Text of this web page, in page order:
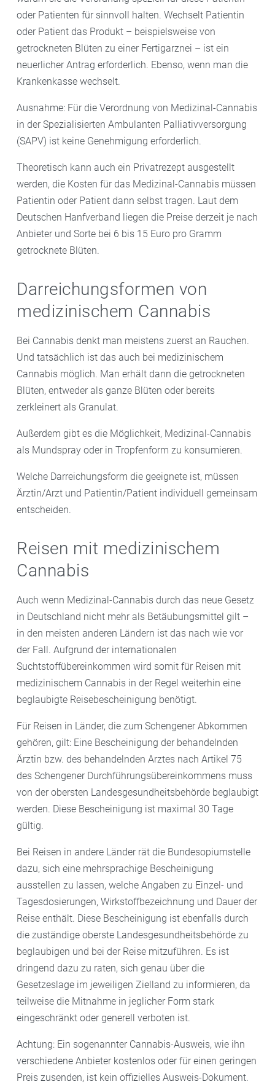
oder Patienten für sinnvoll halten. Wechselt Patientin
oder Patient das Produkt – beispielsweise von
getrockneten Blüten zu einer Fertigarznei – ist ein
neuerlicher Antrag erforderlich. Ebenso, wenn man die
Krankenkasse wechselt.
Ausnahme: Für die Verordnung von Medizinal-Cannabis
in der Spezialisierten Ambulanten Palliativversorgung
(SAPV) ist keine Genehmigung erforderlich.
Theoretisch kann auch ein Privatrezept ausgestellt
werden, die Kosten für das Medizinal-Cannabis müssen
Patientin oder Patient dann selbst tragen. Laut dem
Deutschen Hanfverband liegen die Preise derzeit je nach
Anbieter und Sorte bei 6 bis 15 Euro pro Gramm
getrocknete Blüten.
Darreichungsformen von
medizinischem Cannabis
Bei Cannabis denkt man meistens zuerst an Rauchen.
Und tatsächlich ist das auch bei medizinischem
Cannabis möglich. Man erhält dann die getrockneten
Blüten, entweder als ganze Blüten oder bereits
zerkleinert als Granulat.
Außerdem gibt es die Möglichkeit, Medizinal-Cannabis
als Mundspray oder in Tropfenform zu konsumieren.
Welche Darreichungsform die geeignete ist, müssen
Ärztin/Arzt und Patientin/Patient individuell gemeinsam
entscheiden.
Reisen mit medizinischem
Cannabis
Auch wenn Medizinal-Cannabis durch das neue Gesetz
in Deutschland nicht mehr als Betäubungsmittel gilt –
in den meisten anderen Ländern ist das nach wie vor
der Fall. Aufgrund der internationalen
Suchtstoffübereinkommen wird somit für Reisen mit
medizinischem Cannabis in der Regel weiterhin eine
beglaubigte Reisebescheinigung benötigt.
Für Reisen in Länder, die zum Schengener Abkommen
gehören, gilt: Eine Bescheinigung der behandelnden
Ärztin bzw. des behandelnden Arztes nach Artikel 75
des Schengener Durchführungsübereinkommens muss
von der obersten Landesgesundheitsbehörde beglaubigt
werden. Diese Bescheinigung ist maximal 30 Tage
gültig.
Bei Reisen in andere Länder rät die Bundesopiumstelle
dazu, sich eine mehrsprachige Bescheinigung
ausstellen zu lassen, welche Angaben zu Einzel- und
Tagesdosierungen, Wirkstoffbezeichnung und Dauer der
Reise enthält. Diese Bescheinigung ist ebenfalls durch
die zuständige oberste Landesgesundheitsbehörde zu
beglaubigen und bei der Reise mitzuführen. Es ist
dringend dazu zu raten, sich genau über die
Gesetzeslage im jeweiligen Zielland zu informieren, da
teilweise die Mitnahme in jeglicher Form stark
eingeschränkt oder generell verboten ist.
Achtung: Ein sogenannter Cannabis-Ausweis, wie ihn
verschiedene Anbieter kostenlos oder für einen geringen
Preis zusenden, ist kein offizielles Ausweis-Dokument.